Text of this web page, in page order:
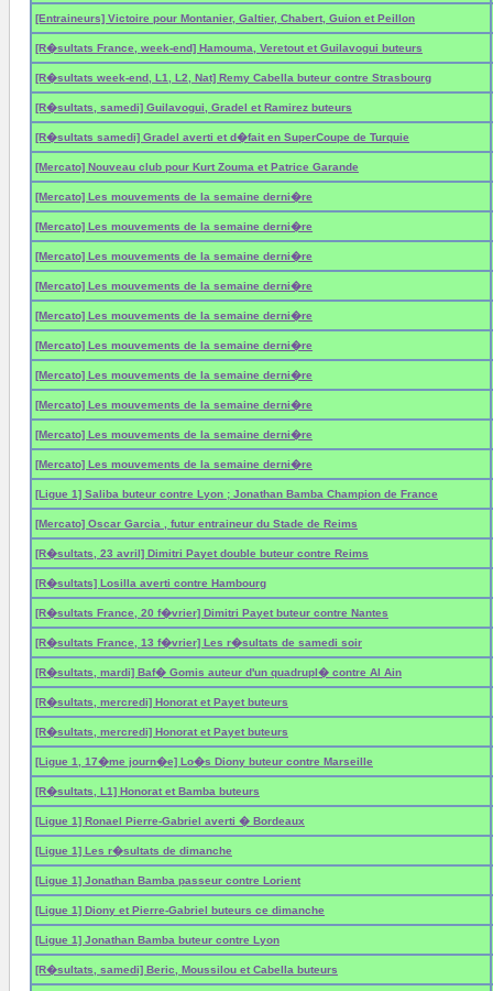
[Entraineurs] Victoire pour Montanier, Galtier, Chabert, Guion et Peillon
[R�sultats France, week-end] Hamouma, Veretout et Guilavogui buteurs
[R�sultats week-end, L1, L2, Nat] Remy Cabella buteur contre Strasbourg
[R�sultats, samedi] Guilavogui, Gradel et Ramirez buteurs
[R�sultats samedi] Gradel averti et d�fait en SuperCoupe de Turquie
[Mercato] Nouveau club pour Kurt Zouma et Patrice Garande
[Mercato] Les mouvements de la semaine derni�re
[Mercato] Les mouvements de la semaine derni�re
[Mercato] Les mouvements de la semaine derni�re
[Mercato] Les mouvements de la semaine derni�re
[Mercato] Les mouvements de la semaine derni�re
[Mercato] Les mouvements de la semaine derni�re
[Mercato] Les mouvements de la semaine derni�re
[Mercato] Les mouvements de la semaine derni�re
[Mercato] Les mouvements de la semaine derni�re
[Mercato] Les mouvements de la semaine derni�re
[Ligue 1] Saliba buteur contre Lyon ; Jonathan Bamba Champion de France
[Mercato] Oscar Garcia , futur entraineur du Stade de Reims
[R�sultats, 23 avril] Dimitri Payet double buteur contre Reims
[R�sultats] Losilla averti contre Hambourg
[R�sultats France, 20 f�vrier] Dimitri Payet buteur contre Nantes
[R�sultats France, 13 f�vrier] Les r�sultats de samedi soir
[R�sultats, mardi] Baf� Gomis auteur d'un quadrupl� contre Al Ain
[R�sultats, mercredi] Honorat et Payet buteurs
[R�sultats, mercredi] Honorat et Payet buteurs
[Ligue 1, 17�me journ�e] Lo�s Diony buteur contre Marseille
[R�sultats, L1] Honorat et Bamba buteurs
[Ligue 1] Ronael Pierre-Gabriel averti � Bordeaux
[Ligue 1] Les r�sultats de dimanche
[Ligue 1] Jonathan Bamba passeur contre Lorient
[Ligue 1] Diony et Pierre-Gabriel buteurs ce dimanche
[Ligue 1] Jonathan Bamba buteur contre Lyon
[R�sultats, samedi] Beric, Moussilou et Cabella buteurs